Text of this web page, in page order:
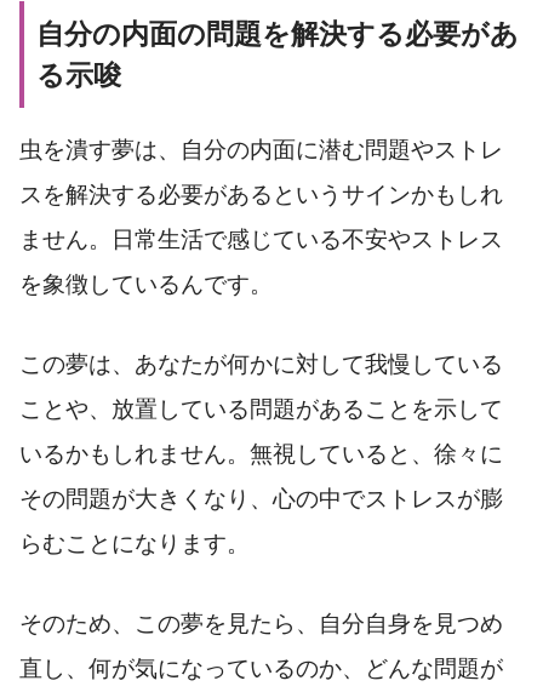
自分の内面の問題を解決する必要があ
る示唆
虫を潰す夢は、自分の内面に潜む問題やストレ
スを解決する必要があるというサインかもしれ
ません。日常生活で感じている不安やストレス
を象徴しているんです。
この夢は、あなたが何かに対して我慢している
ことや、放置している問題があることを示して
いるかもしれません。無視していると、徐々に
その問題が大きくなり、心の中でストレスが膨
らむことになります。
そのため、この夢を見たら、自分自身を見つめ
直し、何が気になっているのか、どんな問題が